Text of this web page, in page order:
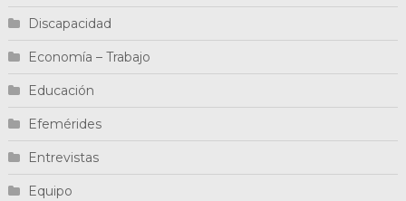
Discapacidad
Economía – Trabajo
Educación
Efemérides
Entrevistas
Equipo